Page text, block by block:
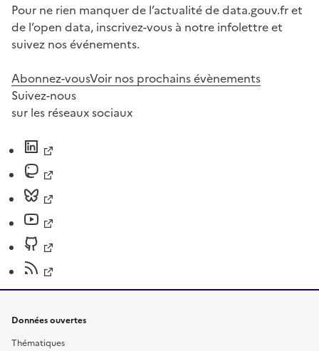
Pour ne rien manquer de l’actualité de data.gouv.fr et
de l’open data, inscrivez-vous à notre infolettre et
suivez nos événements.
Abonnez-vousVoir nos prochains évènements
Suivez-nous
sur les réseaux sociaux
Données ouvertes
Thématiques